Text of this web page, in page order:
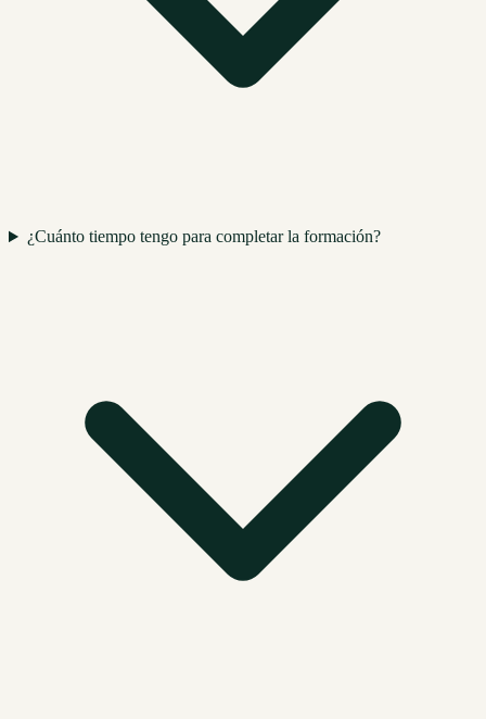
¿Cuánto tiempo tengo para completar la formación?